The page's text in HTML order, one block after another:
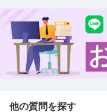
他の質問を探す